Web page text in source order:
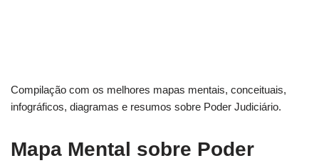
Compilação com os melhores mapas mentais, conceituais,
infográficos, diagramas e resumos sobre Poder Judiciário.
Mapa Mental sobre Poder